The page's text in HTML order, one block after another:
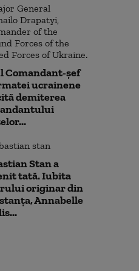
Comandant-șef
ucrainene
demiterea
Stan a
tată. Iubita
originar din
Annabelle